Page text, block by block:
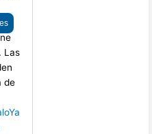
Las
de
Ya